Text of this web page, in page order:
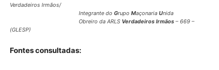
Verdadeiros Irmãos/
Integrante do Grupo Maçonaria Unida
Obreiro da ARLS Verdadeiros Irmãos – 669 –
(GLESP)
Fontes consultadas: